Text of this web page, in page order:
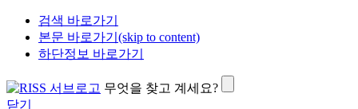
검색 바로가기
본문 바로가기(skip to content)
하단정보 바로가기
무엇을 찾고 계세요?
닫기